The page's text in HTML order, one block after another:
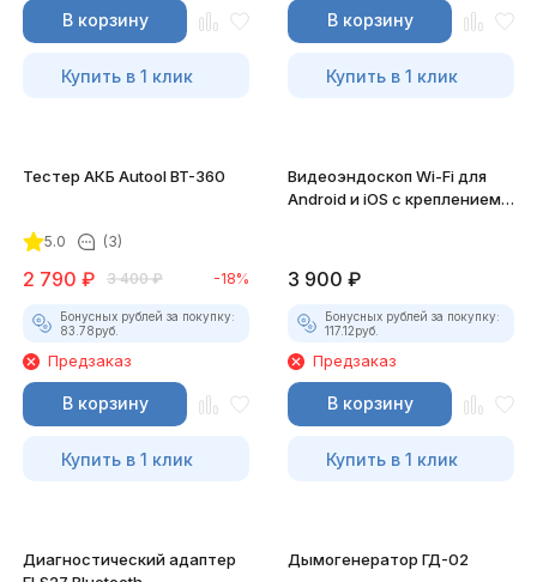
В корзину
Купить в 1 клик
В корзину
Купить в 1 клик
Тестер АКБ Autool BT-360
5.0 (3)
2 790 ₽ 3 400 ₽ -18%
Бонусных рублей за покупку:
83.78руб.
Предзаказ
В корзину
Купить в 1 клик
Видеоэндоскоп Wi-Fi для
Android и iOS с креплением
3 900 ₽
Бонусных рублей за покупку:
117.12руб.
Предзаказ
В корзину
Купить в 1 клик
Диагностический адаптер
Дымогенератор ГД-02